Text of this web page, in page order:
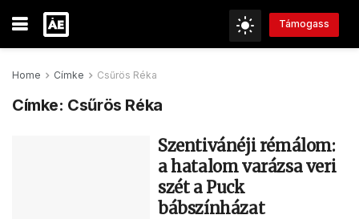
Támogass
Home Címke Csűrös Réka
Címke: Csűrös Réka
Szentivánéji rémálom:
a hatalom varázsa veri
szét a Puck
bábszínházat